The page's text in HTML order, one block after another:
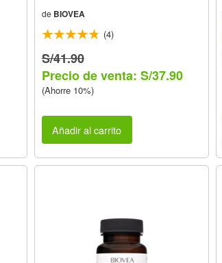
de BIOVEA
(4)
S/41.90
Precio de venta: S/37.90
(Ahorre 10%)
Añadir al carrito